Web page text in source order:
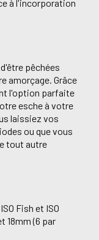
à l'incorporation
pêchées
amorçage. Grâce
l'option parfaite
esche à votre
laissiez vos
ou que vous
tout autre
Fish et ISO
18mm (6 par